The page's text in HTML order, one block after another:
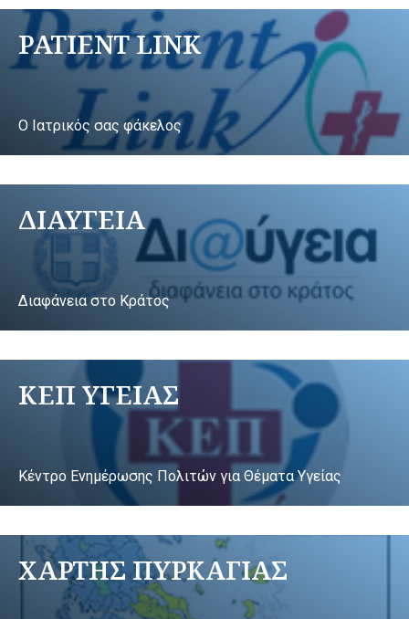
PATIENT LINK
Ο Ιατρικός σας φάκελος
ΔΙΑΥΓΕΙΑ
Διαφάνεια στο Κράτος
ΚΕΠ ΥΓΕΙΑΣ
Κέντρο Ενημέρωσης Πολιτών για Θέματα Υγείας
ΧΑΡΤΗΣ ΠΥΡΚΑΓΙΑΣ